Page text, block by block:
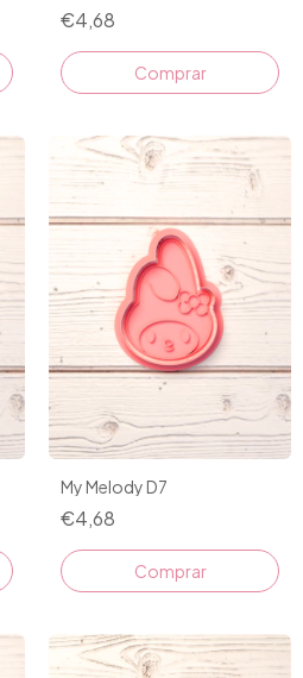
€4,68
Comprar
My Melody D7
€4,68
Comprar